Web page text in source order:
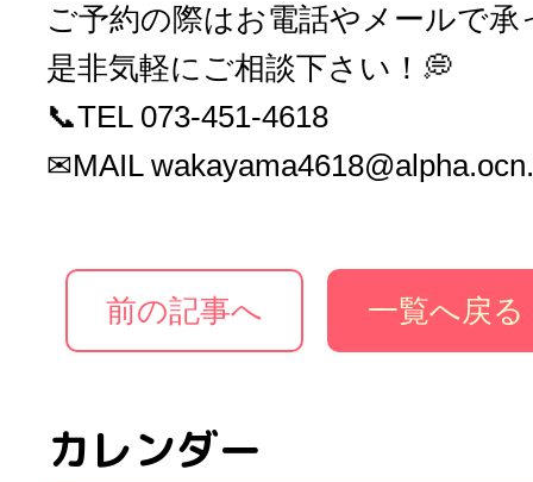
ご予約の際はお電話やメールで
是非気軽にご相談下さい！💭
📞TEL 073-451-4618
✉MAIL
前の記事へ 一覧へ戻る
カレンダー